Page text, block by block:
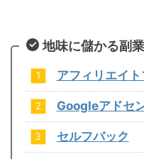
地味に儲かる副業
アフィリエイ
Googleアドセ
セルフバック